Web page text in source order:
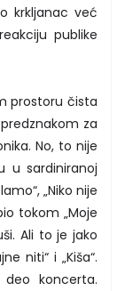
krkljanac već
publike
prostoru čista
za
No, to nije
u sardiniranoj
„Niko nije
tokom „Moje
Ali to je jako
niti“ i „Kiša“.
koncerta.